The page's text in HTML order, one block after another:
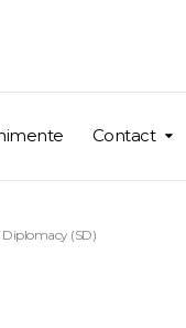
Contact
Diplomacy (SD)